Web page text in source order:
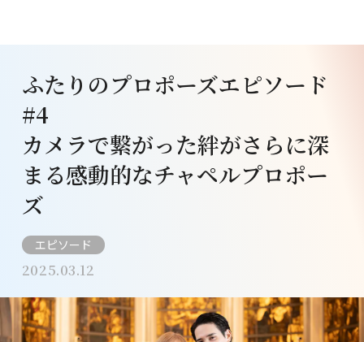
ふたりのプロポーズエピソード
#4
カメラで繋がった絆がさらに深
まる感動的なチャペルプロポー
ズ
エピソード
2025.03.12